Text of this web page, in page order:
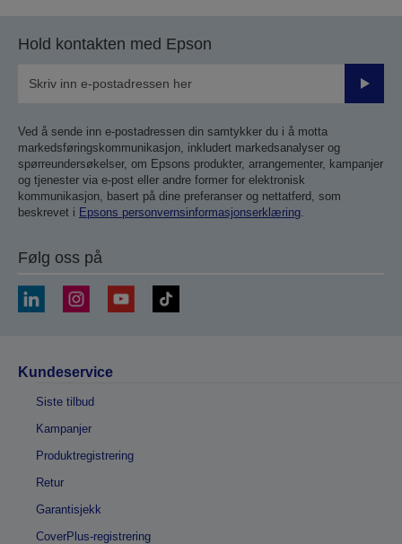
Hold kontakten med Epson
Send
Ved å sende inn e-postadressen din samtykker du i å motta
markedsføringskommunikasjon, inkludert markedsanalyser og
spørreundersøkelser, om Epsons produkter, arrangementer, kampanjer
og tjenester via e-post eller andre former for elektronisk
kommunikasjon, basert på dine preferanser og nettatferd, som
beskrevet i Epsons personvernsinformasjonserklæring
Følg oss på
Kundeservice
Siste tilbud
Kampanjer
Produktregistrering
Retur
Garantisjekk
CoverPlus-registrering